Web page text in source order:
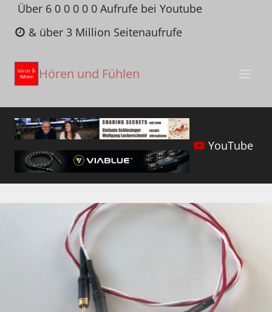
Zum
Inhalt
springen
Über 6 0 0 0 0 0 Aufrufe bei Youtube
& über 3 Million Seitenaufrufe
Hören und Fühlen
YouTube